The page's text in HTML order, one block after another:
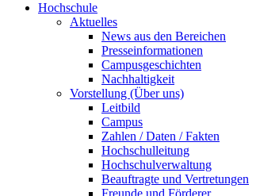
Hochschule
Aktuelles
News aus den Bereichen
Presseinformationen
Campusgeschichten
Nachhaltigkeit
Vorstellung (Über uns)
Leitbild
Campus
Zahlen / Daten / Fakten
Hochschulleitung
Hochschulverwaltung
Beauftragte und Vertretungen
Freunde und Förderer